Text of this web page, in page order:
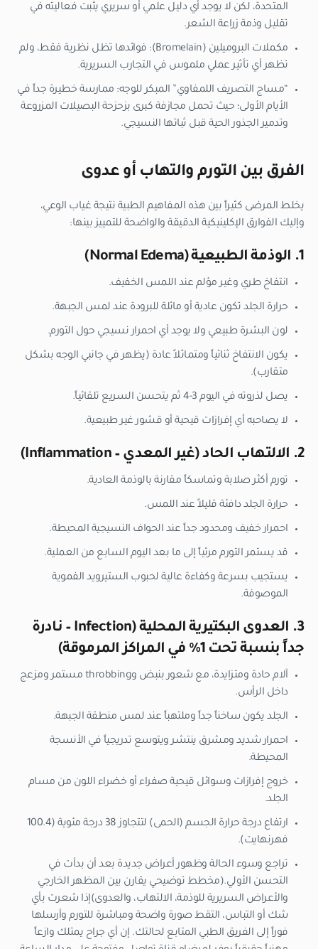
المتحدة، لكن لا يوجد أي دليل علمي أو سريري يثبت فعاليته في
تقليل وذمة زراعة الشعر.
مكملات البروميلين (Bromelain): فوائدها تظل نظرية فقط، ولم
تظهر أي تأثير عملي ملموس في التجارب السريرية.
“مساج التصريف اللمفاوي” المبكر للوجه: ممارسة خطيرة جداً في
الأيام الأولى؛ حيث تحمل مجازفة كبرى بزحزحة البصيلات المزروعة
وتدمير الجذور الحية قبل ثباتها النسيجي.
الفرق بين التورم والتهاب أو عدوى
يخلط المرضى كثيراً بين هذه المفاهيم الطبية نتيجة غياب الوعي،
وإليك الفوارق الإكلينيكية الدقيقة والواضحة للتمييز بينها:
1. الوذمة الطبيعية (Normal Edema)
انتفاخ طري وغير مؤلم عند اللمس الخفيف.
حرارة الجلد تكون عادية أو مائلة للبرودة عند لمس الجبهة.
لون البشرة طبيعي ولا يوجد أي احمرار نسيجي حول التورم.
يكون الانتفاخ ثنائياً ومتماثلاً عادة (يظهر في جانبي الوجه بشكل
متقارب).
يصل لذروته في اليوم 3-4 ثم يتحسن السريع تلقائياً.
لا يصاحبه أي إفرازات قيحية أو قشور غير طبيعية.
2. الالتهاب الحاد (غير المعدي – Inflammation)
تورم أكثر صلابة وتماسكاً مقارنة بالوذمة العادية.
حرارة الجلد دافئة قليلاً عند اللمس.
احمرار خفيف ومحدود جداً عند الحواف النسيجية المحيطة.
قد يستمر التورم مرئياً إلى ما بعد اليوم السابع من العملية.
يستجيب بسرعة وكفاءة عالية لحبوب الستيرويد الفموية
الموصوفة.
3. العدوى البكتيرية المحلية (Infection – نادرة
جداً بنسبة تحت 1% في المراكز المرموقة)
آلام حادة ومتزايدة، مع شعور بنبض وthrobbing مستمر ومزعج
داخل الرأس.
الجلد يكون ساخناً جداً وملتهباً عند لمس منطقة الجبهة.
احمرار شديد ومشرق ينتشر ويتوسع تدريجياً في الأنسجة
المحيطة.
خروج إفرازات وسوائل قيحية صفراء أو خضراء اللون من مسام
الجلد.
ارتفاع درجة حرارة الجسم (الحمى) لتتجاوز 38 درجة مئوية (100.4
فهرنهايت).
تراجع وسوء الحالة وظهور أعراض جديدة بعد أن بدأت في
التحسن الأولي.(مخطط توضيحي يقارن بين المظهر الخارجي
والأعراض السريرية للوذمة، الالتهاب، والعدوى)إذا شعرت بأي
شك أو التباس، التقط صورة واضحة ومباشرة للتورم وأرسلها
فوراً إلى الفريق الطبي المتابع لحالتك. إن أي جراح يمتلك وازعاً